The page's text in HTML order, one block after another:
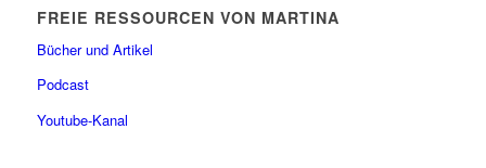
FREIE RESSOURCEN VON MARTINA
Bücher und Artikel
Podcast
Youtube-Kanal